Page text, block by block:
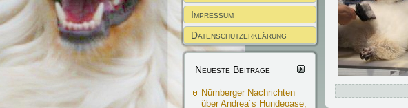
Impressum
Datenschutzerklärung
Neueste Beiträge
Nürnberger Nachrichten
über Andrea´s Hundeoase,